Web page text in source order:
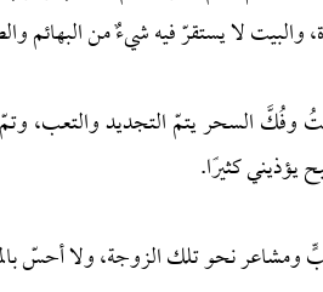
والبيت لا يستقرّ فيه شيءٌ من البهائم
وفُكَّ السحر يتمّ التجديد والتعب،
كثيرًا.
نحو تلك الزوجة، ولا أحسّ